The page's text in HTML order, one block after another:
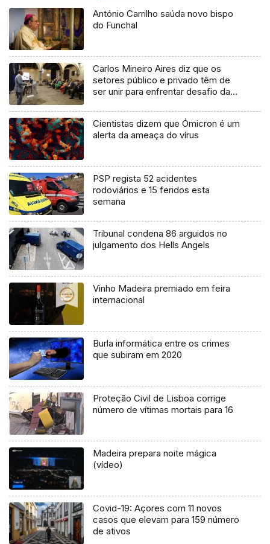
António Carrilho saúda novo bispo
do Funchal
Carlos Mineiro Aires diz que os
setores público e privado têm de
ser unir para enfrentar desafio da
Cientistas dizem que Ómicron é um
alerta da ameaça do vírus
PSP regista 52 acidentes
rodoviários e 15 feridos esta
semana
Tribunal condena 86 arguidos no
julgamento dos Hells Angels
Vinho Madeira premiado em feira
internacional
Burla informática entre os crimes
que subiram em 2020
Proteção Civil de Lisboa corrige
número de vítimas mortais para 16
Madeira prepara noite mágica
(vídeo)
Covid-19: Açores com 11 novos
casos que elevam para 159 número
de ativos